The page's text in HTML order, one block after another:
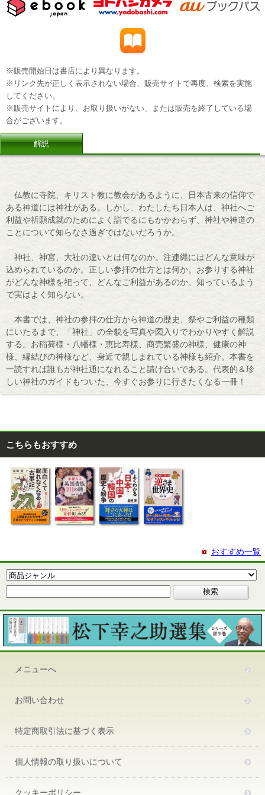
※販売開始日は書店により異なります。
※リンク先が正しく表示されない場合、販売サイトで再度、検索を実施
してください。
※販売サイトにより、お取り扱いがない、または販売を終了している場
合がございます。
解説
仏教に寺院、キリスト教に教会があるように、日本古来の信仰で
ある神道には神社がある。しかし、わたしたち日本人は、神社へご
利益や祈願成就のためによく詣でるにもかかわらず、神社や神道の
ことについて知らなさ過ぎではないだろうか。
神社、神宮、大社の違いとは何なのか。注連縄にはどんな意味が
込められているのか。正しい参拝の仕方とは何か。お参りする神社
がどんな神様を祀って、どんなご利益があるのか。知っているよう
で実はよく知らない。
本書では、神社の参拝の仕方から神道の歴史、祭やご利益の種類
にいたるまで、「神社」の全貌を写真や図入りでわかりやすく解説
する。お稲荷様・八幡様・恵比寿様、商売繁盛の神様、健康の神
様、縁結びの神様など、身近で親しまれている神様も紹介。本書を
一読すれば誰もが神社通になれること請け合いである。代表的＆珍
しい神社のガイドもついた、今すぐお参りに行きたくなる一冊！
こちらもおすすめ
おすすめ一覧
メニューへ
お問い合わせ
特定商取引法に基づく表示
個人情報の取り扱いについて
クッキーポリシー